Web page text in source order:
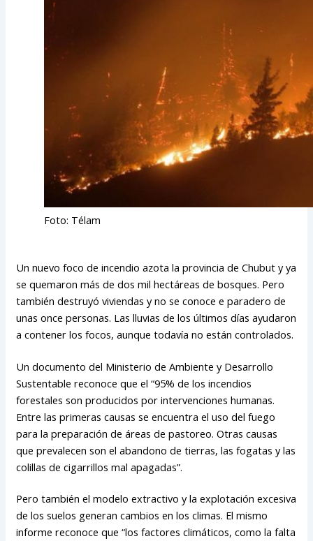
Foto: Télam
Un nuevo foco de incendio azota la provincia de Chubut y ya
se quemaron más de dos mil hectáreas de bosques. Pero
también destruyó viviendas y no se conoce e paradero de
unas once personas. Las lluvias de los últimos días ayudaron
a contener los focos, aunque todavía no están controlados.
Un documento del Ministerio de Ambiente y Desarrollo
Sustentable reconoce que el “95% de los incendios
forestales son producidos por intervenciones humanas.
Entre las primeras causas se encuentra el uso del fuego
para la preparación de áreas de pastoreo. Otras causas
que prevalecen son el abandono de tierras, las fogatas y las
colillas de cigarrillos mal apagadas”.
Pero también el modelo extractivo y la explotación excesiva
de los suelos generan cambios en los climas. El mismo
informe reconoce que “los factores climáticos, como la falta